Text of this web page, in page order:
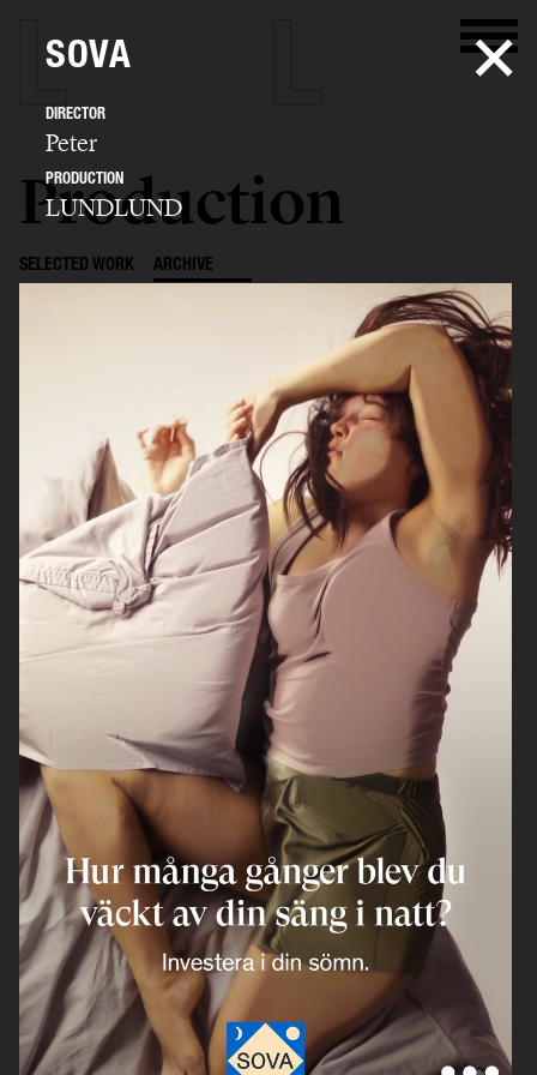
Production
SELECTED WORK ARCHIVE
H&M
ELLE SWEDEN ELLE SWEDEN
BYREDO BLANCHE ELLE SWEDEN
SOVA
DIRECTOR
Peter
PRODUCTION
LUNDLUND